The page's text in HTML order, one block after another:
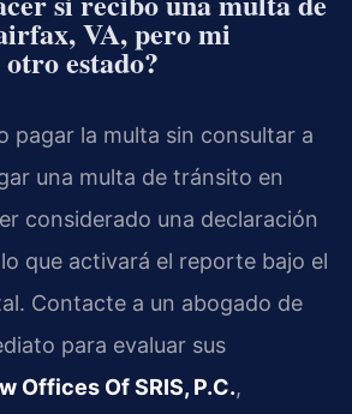
VA, pero mi
estado?
pagar la multa sin consultar a
una multa de tránsito en
considerado una declaración
que activará el reporte bajo el
Contacte a un abogado de
para evaluar sus
Offices Of SRIS, P.C.,